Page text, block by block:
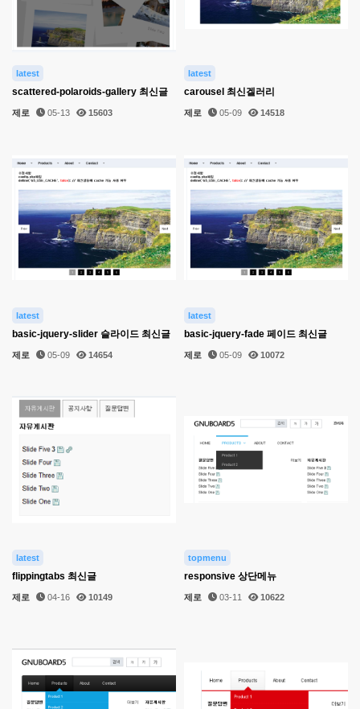
latest
scattered-polaroids-gallery 최신글
제로 05-13 15603
latest
carousel 최신겔러리
제로 05-09 14518
latest
basic-jquery-slider 슬라이드 최신글
제로 05-09 14654
latest
basic-jquery-fade 페이드 최신글
제로 05-09 10072
latest
flippingtabs 최신글
제로 04-16 10149
topmenu
responsive 상단메뉴
제로 03-11 10622